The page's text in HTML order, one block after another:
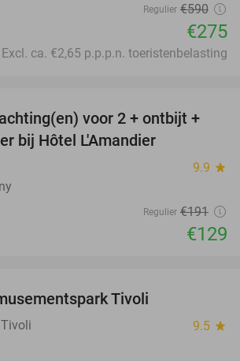
Regulier €590
€275
Excl. ca. €2,65 p.p.p.n. toeristenbelasting
32%
voor 2 + ontbijt +
bij Hôtel L'Amandier
9.9 star
Regulier €191
€129
Tivoli
9.5 star